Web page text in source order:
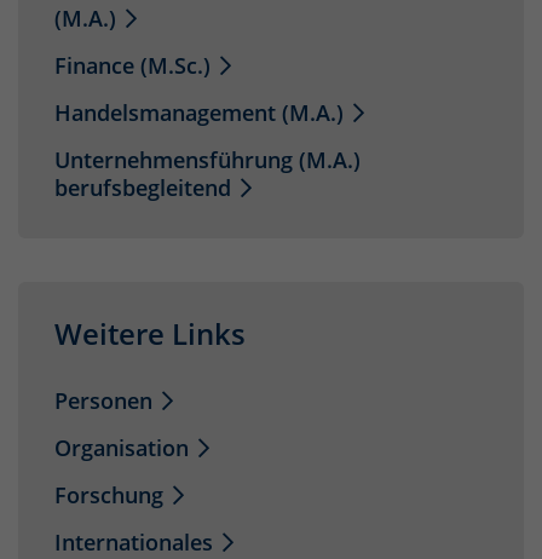
(M.A.)
Finance (M.Sc.)
Handelsmanagement (M.A.)
Unternehmensführung (M.A.)
berufsbegleitend
Weitere Links
Personen
Organisation
Forschung
Internationales